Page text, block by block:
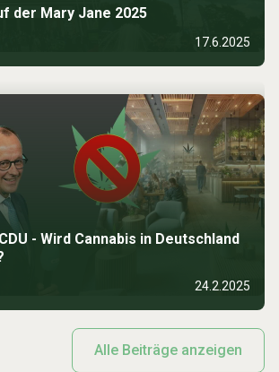
der Mary Jane 2025
17.6.2025
- Wird Cannabis in Deutschland
24.2.2025
Alle Beiträge anzeigen